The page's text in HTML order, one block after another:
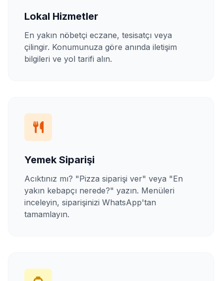
Lokal Hizmetler
En yakın nöbetçi eczane, tesisatçı veya
çilingir. Konumunuza göre anında iletişim
bilgileri ve yol tarifi alın.
Yemek Siparişi
Acıktınız mı? "Pizza siparişi ver" veya "En
yakın kebapçı nerede?" yazın. Menüleri
inceleyin, siparişinizi WhatsApp'tan
tamamlayın.